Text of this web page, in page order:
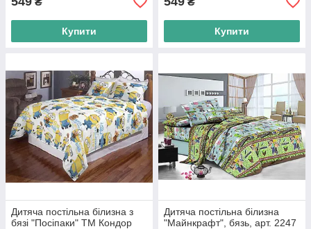
Купити Купити
Дитяча постільна білизна з
бязі "Посіпаки" ТМ Кондор
Дитяча постільна білизна
"Майнкрафт", бязь, арт. 2247